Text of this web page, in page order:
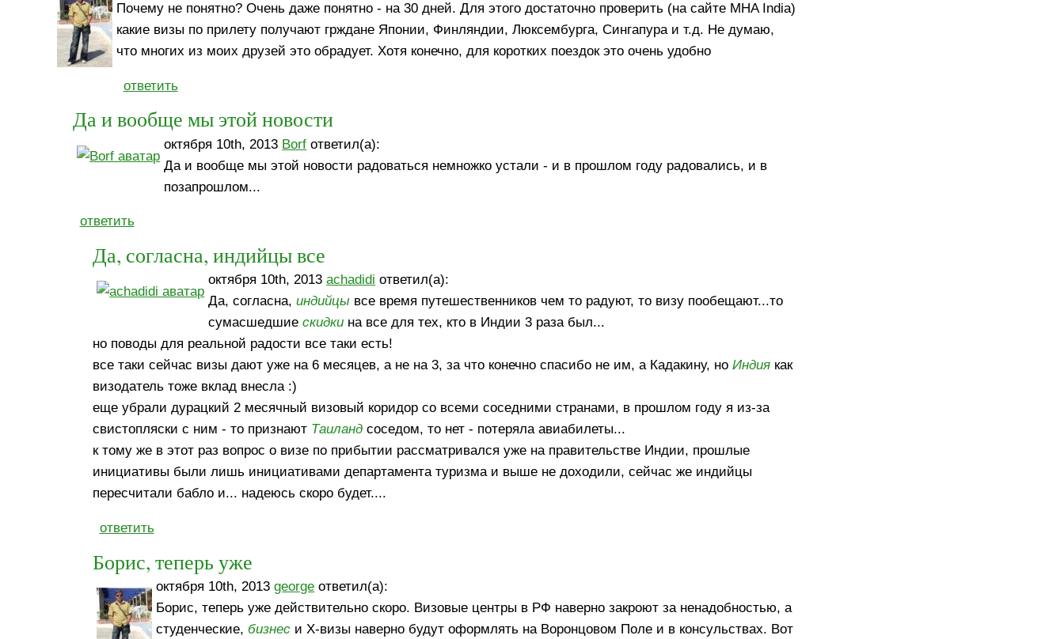
Почему не понятно? Очень даже понятно - на 30 дней. Для этого достаточно проверить (на сайте MHA India)
какие визы по прилету получают грждане Японии, Финляндии, Люксембурга, Сингапура и т.д. Не думаю,
что многих из моих друзей это обрадует. Хотя конечно, для коротких поездок это очень удобно
ответить
Да и вообще мы этой новости
октября 10th, 2013 Borf ответил(а):
Да и вообще мы этой новости радоваться немножко устали - и в прошлом году радовались, и в
позапрошлом...
ответить
Да, согласна, индийцы все
октября 10th, 2013achadidi ответил(а):
Да, согласна,индийцы все время путешественников чем то радуют, то визу пообещают...то
сумасшедшиескидки на все для тех, кто в Индии 3 раза был...
но поводы для реальной радости все таки есть!
все таки сейчас визы дают уже на 6 месяцев, а не на 3, за что конечно спасибо не им, а Кадакину, ноИндия как
визодатель тоже вклад внесла :)
еще убрали дурацкий 2 месячный визовый коридор со всеми соседними странами, в прошлом году я из-за
свистопляски с ним - то признают Таиланд соседом, то нет - потеряла авиабилеты...
к тому же в этот раз вопрос о визе по прибытии рассматривался уже на правительстве Индии, прошлые
инициативы были лишь инициативами департамента туризма и выше не доходили, сейчас же индийцы
пересчитали бабло и... надеюсь скоро будет....
ответить
Борис, теперь уже
октября 10th, 2013george ответил(а):
Борис, теперь уже действительно скоро. Визовые центры в РФ наверно закроют за ненадобностью, а
студенческие, бизнес и Х-визы наверно будут оформлять на Воронцовом Поле и в консульствах. Вот